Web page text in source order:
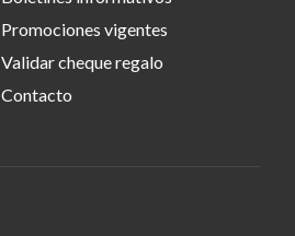
Promociones vigentes
Validar cheque regalo
Contacto